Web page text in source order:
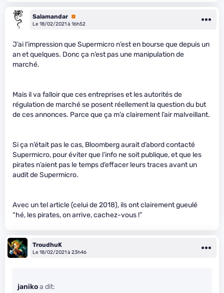
Salamandar Premium
Le 18/02/2021 à 16h52
J’ai l’impression que Supermicro n’est en bourse que depuis un
an et quelques. Donc ça n’est pas une manipulation de
marché.
Mais il va falloir que ces entreprises et les autorités de
régulation de marché se posent réellement la question du but
de ces annonces. Parce que ça m’a clairement l’air malveillant.
Si ça n’était pas le cas, Bloomberg aurait d’abord contacté
Supermicro, pour éviter que l’info ne soit publique, et que les
pirates n’aient pas le temps d’effacer leurs traces avant un
audit de Supermicro.
Avec un tel article (celui de 2018), ils ont clairement gueulé
“hé, les pirates, on arrive, cachez-vous !”
TroudhuK
Le 18/02/2021 à 23h46
janikoa dit: